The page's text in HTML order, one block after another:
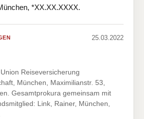
*XX.XX.XXXX.
25.03.2022
Reiseversicherung
München, Maximilianstr. 53,
Gesamtprokura gemeinsam mit
Link, Rainer, München,